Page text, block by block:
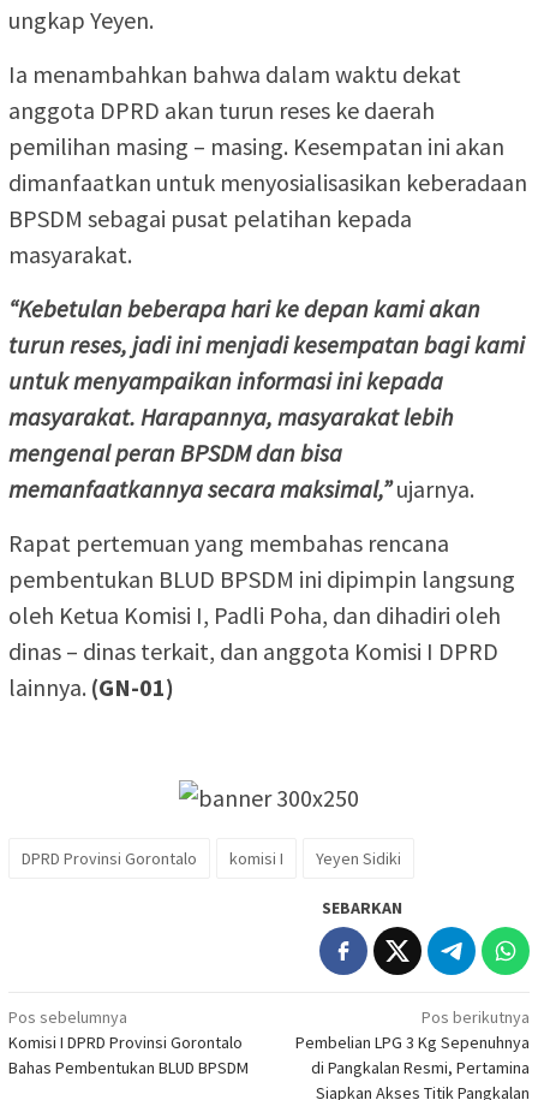
ungkap Yeyen.
Ia menambahkan bahwa dalam waktu dekat
anggota DPRD akan turun reses ke daerah
pemilihan masing – masing. Kesempatan ini akan
dimanfaatkan untuk menyosialisasikan keberadaan
BPSDM sebagai pusat pelatihan kepada
masyarakat.
“Kebetulan beberapa hari ke depan kami akan
turun reses, jadi ini menjadi kesempatan bagi kami
untuk menyampaikan informasi ini kepada
masyarakat. Harapannya, masyarakat lebih
mengenal peran BPSDM dan bisa
memanfaatkannya secara maksimal,”ujarnya.
Rapat pertemuan yang membahas rencana
pembentukan BLUD BPSDM ini dipimpin langsung
oleh Ketua Komisi I, Padli Poha, dan dihadiri oleh
dinas – dinas terkait, dan anggota Komisi I DPRD
lainnya. (GN-01)
DPRD Provinsi Gorontalo komisi I Yeyen Sidiki
SEBARKAN
Navigasi
pos
Pos sebelumnya
Komisi I DPRD Provinsi Gorontalo
Bahas Pembentukan BLUD BPSDM
Pos berikutnya
Pembelian LPG 3 Kg Sepenuhnya
di Pangkalan Resmi, Pertamina
Siapkan Akses Titik Pangkalan